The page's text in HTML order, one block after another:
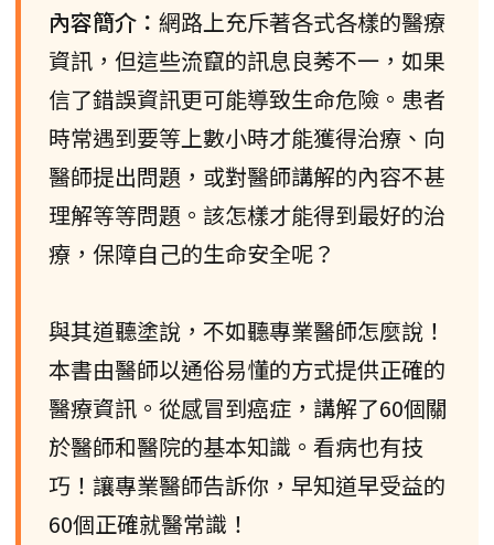
內容簡介： 網路上充斥著各式各樣的醫療
資訊，但這些流竄的訊息良莠不一，如果
信了錯誤資訊更可能導致生命危險。患者
時常遇到要等上數小時才能獲得治療、向
醫師提出問題，或對醫師講解的內容不甚
理解等等問題。該怎樣才能得到最好的治
療，保障自己的生命安全呢？
與其道聽塗說，不如聽專業醫師怎麼說！
本書由醫師以通俗易懂的方式提供正確的
醫療資訊。從感冒到癌症，講解了60個關
於醫師和醫院的基本知識。看病也有技
巧！讓專業醫師告訴你，早知道早受益的
60個正確就醫常識！